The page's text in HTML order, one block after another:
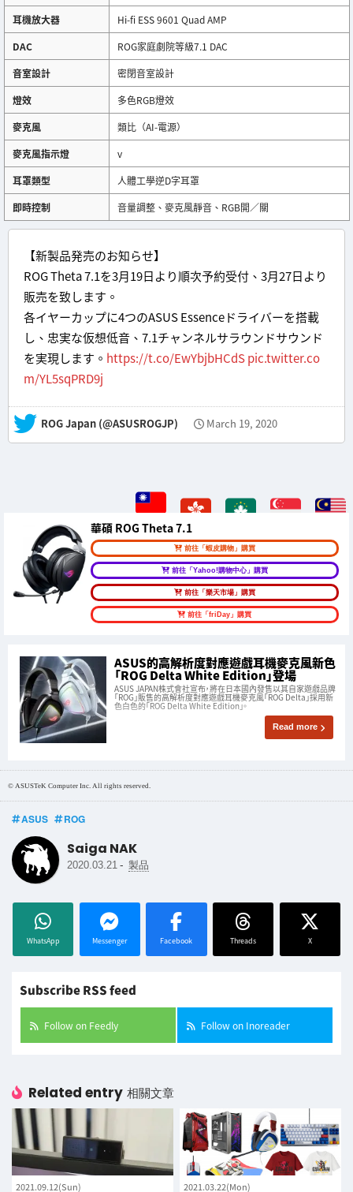
耳機放大器
Hi-fi ESS 9601 Quad AMP
DAC
ROG家庭劇院等級7.1 DAC
音室設計
密閉音室設計
燈效
多色RGB燈效
麥克風
類比（AI-電源）
麥克風指示燈
v
耳罩類型
人體工學逆D字耳罩
即時控制
音量調整、麥克風靜音、RGB開／關
【新製品発売のお知らせ】
ROG Theta 7.1を3月19日より順次予約受付、3月27日より
販売を致します。
各イヤーカップに4つのASUS Essenceドライバーを搭載
し、忠実な仮想低音、7.1チャンネルサラウンドサウンド
を実現します。 https://t.co/EwYbjbHCdSpic.twitter.co
m/YL5sqPRD9j
— ROG Japan (@ASUSROGJP) March 19, 2020
華碩 ROG Theta 7.1
前往「蝦皮購物」購買
前往「Yahoo!購物中心」購買
前往「樂天市場」購買
前往「friDay」購買
ASUS的高解析度對應遊戲耳機麥克風新色
「ROG Delta White Edition」登場
ASUS JAPAN株式會社宣布，將在日本國內發售以其自家遊戲品牌
「ROG」販售的高解析度對應遊戲耳機麥克風「ROG Delta」採用新
色白色的「ROG Delta White Edition」。
Read more
© ASUSTeK Computer Inc. All rights reserved.
ASUS ROG
Saiga NAK
2020.03.21 - 製品
WhatsApp Messenger Facebook Threads X
Subscribe RSS feed
Follow on Feedly Follow on Inoreader
Related entry 相關文章
2021.09.12(Sun) 2021.03.22(Mon)